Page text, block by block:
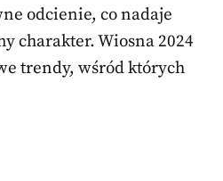
odcienie, co nadaje
charakter. Wiosna 2024
trendy, wśród których